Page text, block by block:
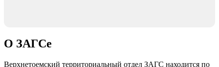
О ЗАГСе
Верхнетоемский территориальный отдел ЗАГС находится по